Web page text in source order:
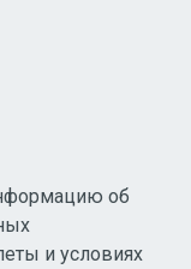
об
и условиях